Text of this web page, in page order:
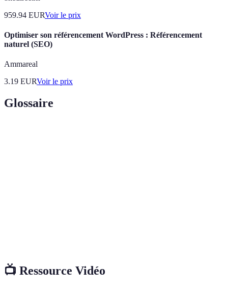
959.94 EURVoir le prix
Optimiser son référencement WordPress : Référencement
naturel (SEO)
Ammareal
3.19 EURVoir le prix
Glossaire
📺 Ressource Vidéo